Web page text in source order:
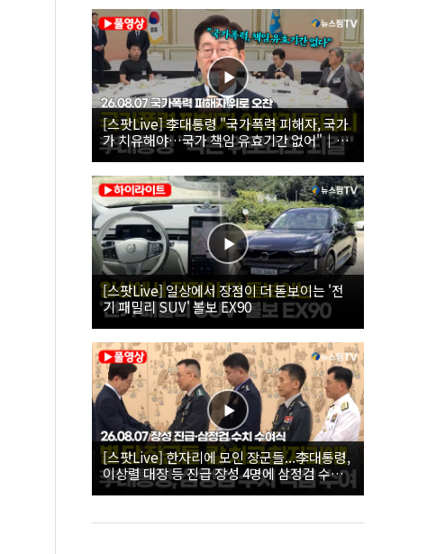
[스팟Live] 李대통령 "국가폭력 피해자, 국가
가 치유해야…국가 책임 유효기간 없어"｜
26.08.07 국가폭력 피해자 위로 오찬
[스팟Live] 일상에서 장점이 더 돋보이는 '전
기 패밀리 SUV' 볼보 EX90
[스팟Live] 한자리에 모인 장군들...李대통령,
이상렬 대장 등 진급 장성 4명에 삼정검 수치
직접 수여｜26.08.07 장성 진급·삼정검 수치